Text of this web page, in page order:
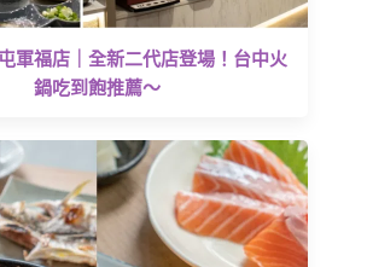
軍福店｜全新二代店登場！台中火
鍋吃到飽推薦～